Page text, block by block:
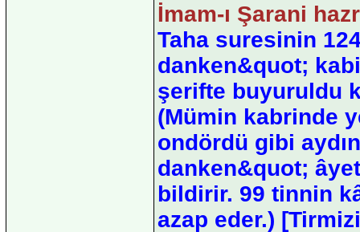
İmam-ı Şarani
Taha suresinin
danken&quot;
şerifte buyuruldu
(Mümin kabrinde
ondördü gibi
danken&quot;
bildirir. 99 tinnin
azap eder.)